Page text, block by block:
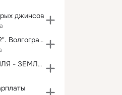
джинсов
ИА "Высота 102". Волгоград. Новости
ДОНСКАЯ ЗЕМЛЯ - ЗЕМЛЯ ПРЕДКОВ